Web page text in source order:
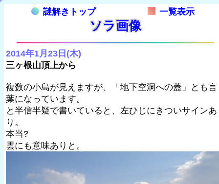
謎解きトップ 一覧表示
ソラ画像
2014年1月23日(木)
三ヶ根山頂上から
複数の小島が見えますが、「地下空洞への蓋」とも言
葉になっています。
と半信半疑で書いていると、左ひじにきついサインあ
り。
本当?
雲にも意味ありと。